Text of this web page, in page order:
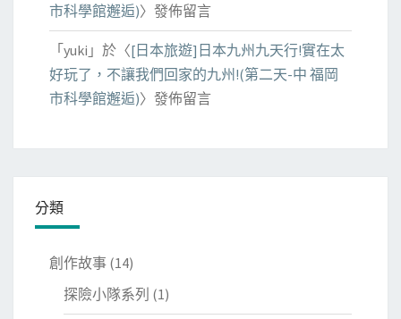
市科學館邂逅)〉發佈留言
「yuki 」於〈[日本旅遊]日本九州九天行!實在太
好玩了，不讓我們回家的九州!(第二天-中 福岡
市科學館邂逅)〉發佈留言
分類
創作故事 (14)
探險小隊系列 (1)